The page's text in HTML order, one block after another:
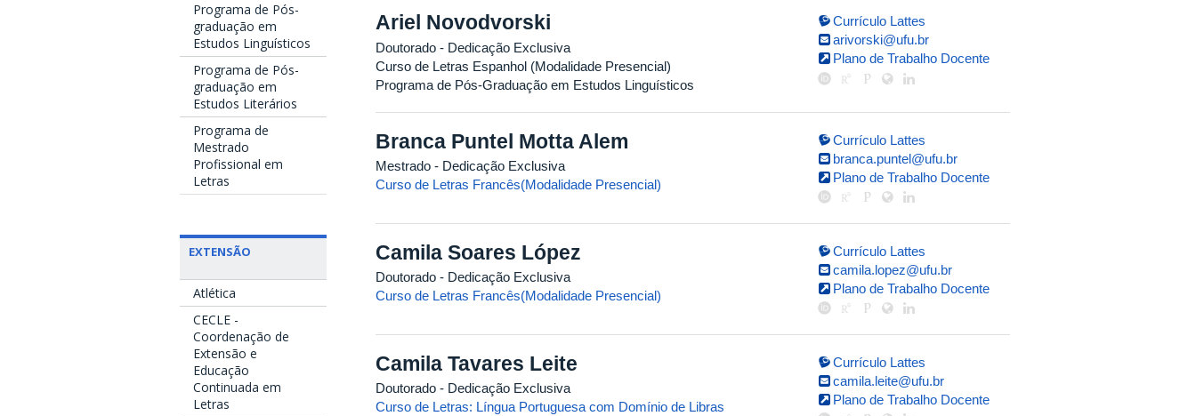
Programa de Pós-
graduação em
Estudos Linguísticos
Programa de Pós-
graduação em
Estudos Literários
Programa de
Mestrado
Profissional em
Letras
EXTENSÃO
Atlética
CECLE -
Coordenação de
Extensão e
Educação
Continuada em
Letras
Ariel Novodvorski
Doutorado - Dedicação Exclusiva
Curso de Letras Espanhol (Modalidade Presencial)
Programa de Pós-Graduação em Estudos Linguísticos
Currículo Lattes
arivorski@ufu.br
Plano de Trabalho Docente
Branca Puntel Motta Alem
Mestrado - Dedicação Exclusiva
Curso de Letras Francês(Modalidade Presencial)
Currículo Lattes
branca.puntel@ufu.br
Plano de Trabalho Docente
Camila Soares López
Doutorado - Dedicação Exclusiva
Curso de Letras Francês(Modalidade Presencial)
Currículo Lattes
camila.lopez@ufu.br
Plano de Trabalho Docente
Camila Tavares Leite
Doutorado - Dedicação Exclusiva
Curso de Letras: Língua Portuguesa com Domínio de Libras
Currículo Lattes
camila.leite@ufu.br
Plano de Trabalho Docente